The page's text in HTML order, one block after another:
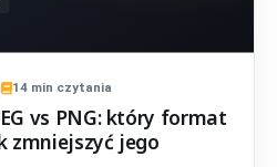
14 min czytania
vs PNG: który format
zmniejszyć jego